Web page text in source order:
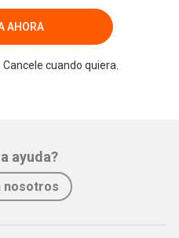
AHORA
cuando quiera.
ayuda?
nosotros